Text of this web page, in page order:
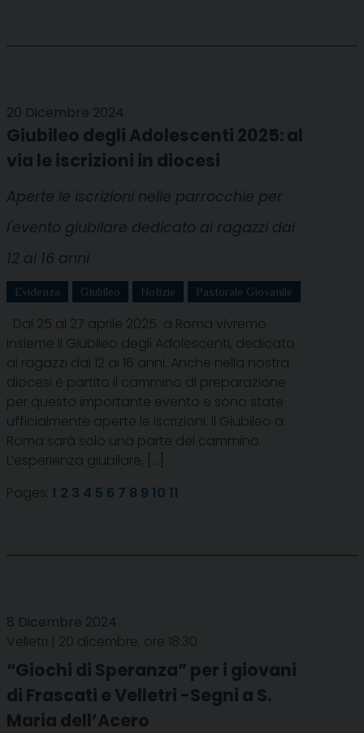
20 Dicembre 2024
Giubileo degli Adolescenti 2025: al
via le iscrizioni in diocesi
Aperte le iscrizioni nelle parrocchie per
l'evento giubilare dedicato ai ragazzi dai
12 ai 16 anni
Evidenza Giubileo Notizie Pastorale Giovanile
Dal 25 al 27 aprile 2025 a Roma vivremo
insieme il Giubileo degli Adolescenti, dedicato
ai ragazzi dai 12 ai 16 anni. Anche nella nostra
diocesi è partito il cammino di preparazione
per questo importante evento e sono state
ufficialmente aperte le iscrizioni. Il Giubileo a
Roma sarà solo una parte del cammino.
L’esperienza giubilare, […]
Pages: 1 2 3 4 5 6 7 8 9 10 11
8 Dicembre 2024
Velletri | 20 dicembre, ore 18:30
“Giochi di Speranza” per i giovani
di Frascati e Velletri -Segni a S.
Maria dell’Acero